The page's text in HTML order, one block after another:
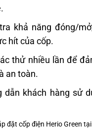
khả năng đóng/
hít của cốp.
thử nhiều lần để
an toàn.
dẫn khách hàng sử